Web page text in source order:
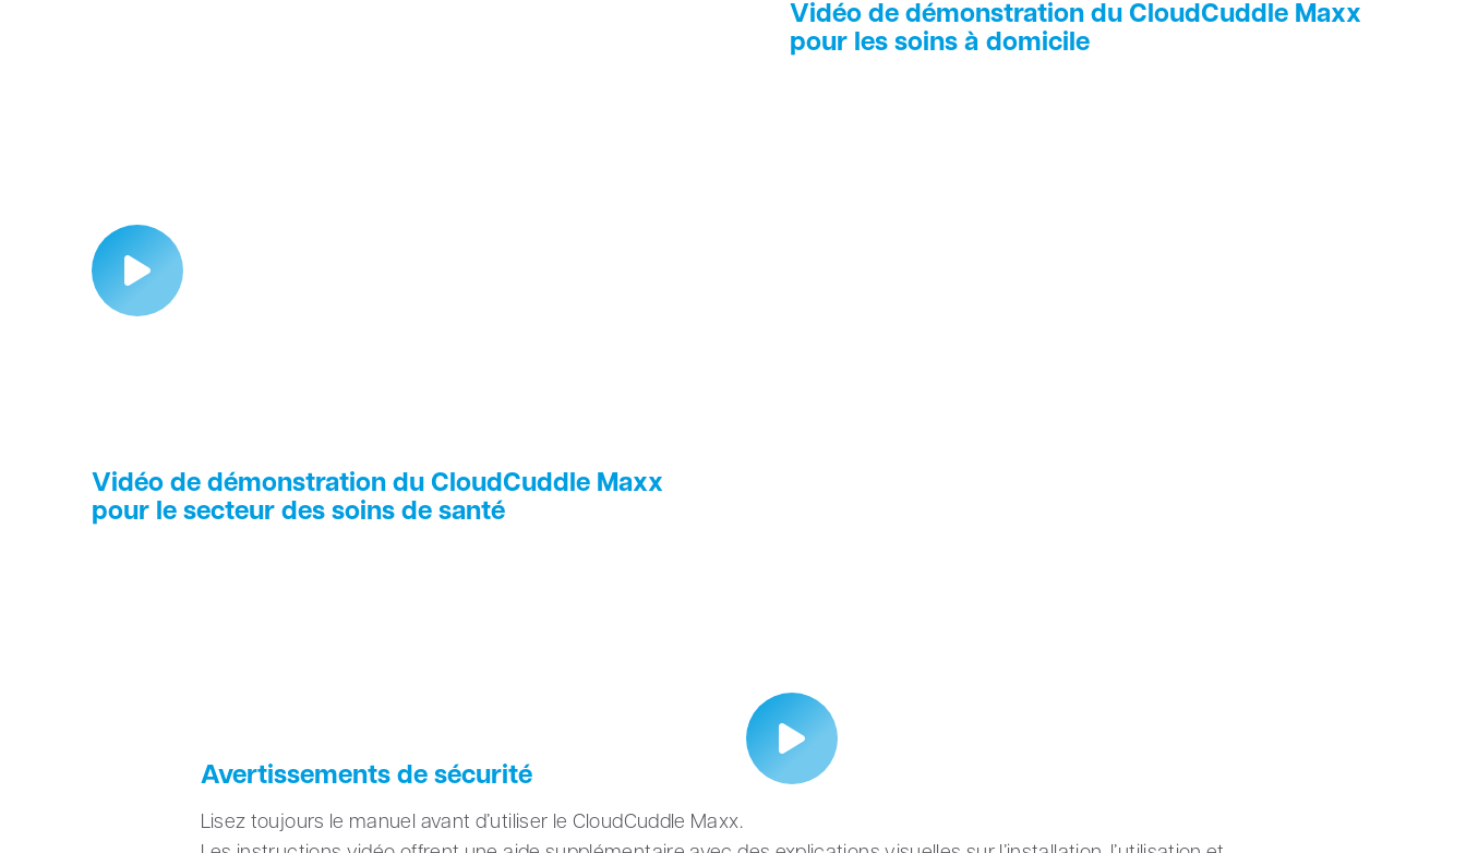
Vidéo de démonstration du CloudCuddle Maxx
pour les soins à domicile
Vidéo de démonstration du CloudCuddle Maxx
pour le secteur des soins de santé
Avertissements de sécurité
Lisez toujours le manuel avant d’utiliser le CloudCuddle Maxx.